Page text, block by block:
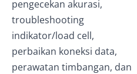
pengecekan akurasi,
troubleshooting
indikator/load cell,
perbaikan koneksi data,
perawatan timbangan, dan